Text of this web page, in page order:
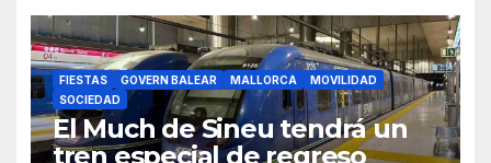
FIESTAS GOVERN BALEAR MALLORCA
MOVILIDAD
SOCIEDAD
El Much de Sineu tendrá un
tren especial de regreso